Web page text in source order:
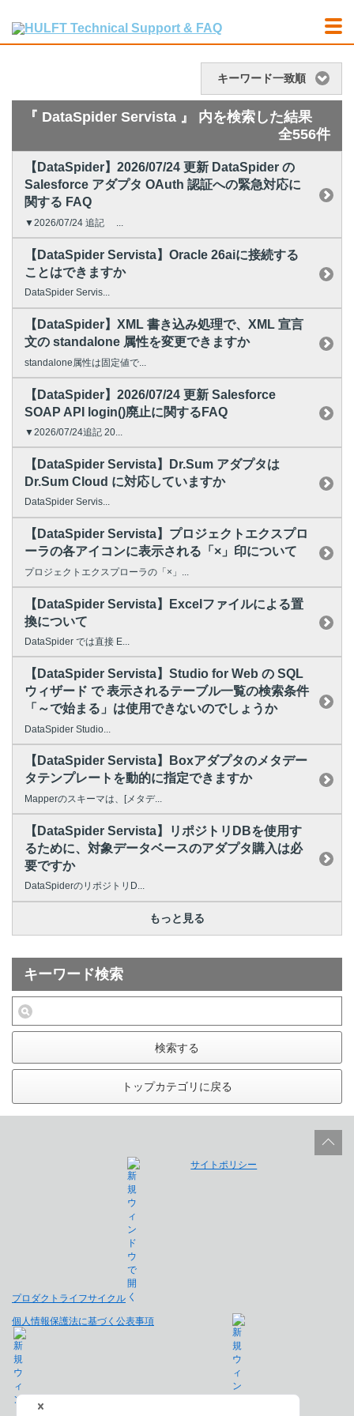
キーワード一致順
『 DataSpider Servista 』 内を検索した結果
全556件
【DataSpider】2026/07/24 更新 DataSpider の
Salesforce アダプタ OAuth 認証への緊急対応に
関する FAQ
▼2026/07/24 追記 ...
【DataSpider Servista】Oracle 26aiに接続する
ことはできますか
DataSpider Servis...
【DataSpider】XML 書き込み処理で、XML 宣言
文の standalone 属性を変更できますか
standalone属性は固定値で...
【DataSpider】2026/07/24 更新 Salesforce
SOAP API login()廃止に関するFAQ
▼2026/07/24追記 20...
【DataSpider Servista】Dr.Sum アダプタは
Dr.Sum Cloud に対応していますか
DataSpider Servis...
【DataSpider Servista】プロジェクトエクスプロ
ーラの各アイコンに表示される「×」印について
プロジェクトエクスプローラの「×」...
【DataSpider Servista】Excelファイルによる置
換について
DataSpider では直接 E...
【DataSpider Servista】Studio for Web の SQL
ウィザード で 表示されるテーブル一覧の検索条件
「～で始まる」は使用できないのでしょうか
DataSpider Studio...
【DataSpider Servista】Boxアダプタのメタデー
タテンプレートを動的に指定できますか
Mapperのスキーマは、[メタデ...
【DataSpider Servista】リポジトリDBを使用す
るために、対象データベースのアダプタ購入は必
要ですか
DataSpiderのリポジトリD...
もっと見る
キーワード検索
検索する
トップカテゴリに戻る
プロダクトライフサイクル
サイトポリシー
個人情報保護法に基づく公表事項